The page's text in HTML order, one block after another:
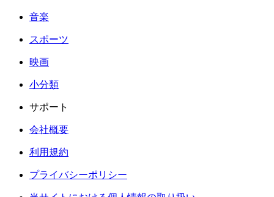
音楽
スポーツ
映画
小分類
サポート
会社概要
利用規約
プライバシーポリシー